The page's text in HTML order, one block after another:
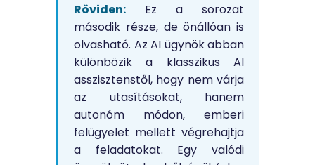
Röviden: Ez a sorozat
második része, de önállóan is
olvasható. Az AI ügynök abban
különbözik a klasszikus AI
asszisztenstől, hogy nem várja
az utasításokat, hanem
autonóm módon, emberi
felügyelet mellett végrehajtja
a feladatokat. Egy valódi